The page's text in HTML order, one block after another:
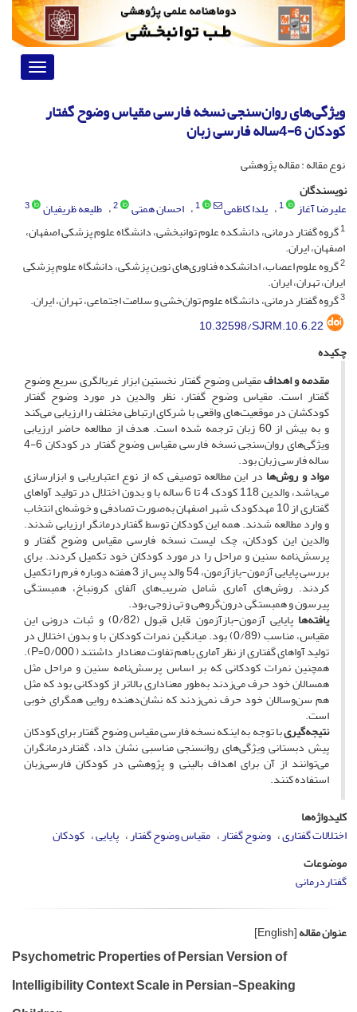
Toggle
ویژگی‌های روان‌سنجی نسخه فارسی مقیاس وضوح گفتار
کودکان 6-4ساله فارسی زبان
نوع مقاله : مقاله پژوهشی
نویسندگان
علیرضا آغاز
1 یلدا کاظمی 1 احسان همتی 2 طلیعه ظریفیان
3
1گروه گفتار درمانی، دانشکده علوم توانبخشی، دانشگاه علوم پزشکی اصفهان،
اصفهان، ایران.
2گروه علوم اعصاب، ادانشکده فناوری‌های نوین پزشکی، دانشگاه علوم پزشکی
ایران، تهران، ایران.
3گروه گفتار درمانی، دانشگاه علوم توان‌خشی و سلامت اجتماعی، تهران، ایران.
10.32598/SJRM.10.6.22
چکیده
مقدمه و اهدافمقیاس وضوح گفتار نخستین ابزار غربالگری سریع وضوح
گفتار است. مقیاس وضوح گفتار، نظر والدین در مورد وضوح گفتار
کودکشان در موقعیت‌های واقعی با شرکای ارتباطی مختلف را ارزیابی می‌کند
و به بیش از 60 زبان ترجمه شده است. هدف از مطالعه حاضر ارزیابی
ویژگی‌های روان‌سنجی نسخه فارسی مقیاس وضوح گفتار در کودکان 6-4
ساله فارسی زبان بود.
مواد و روش‌ها در این مطالعه توصیفی که از نوع اعتباریابی و ابزارسازی
می‌باشد، والدین 118 کودک 4 تا 6 ساله با و بدون اختلال در تولید آواهای
گفتاری از 10 مهدکودک شهر اصفهان به‌صورت تصادفی و خوشه‌ای انتخاب
و وارد مطالعه شدند. همه این کودکان توسط گفتاردرمانگر ارزیابی شدند.
والدین این کودکان، چک لیست نسخه فارسی مقیاس وضوح گفتار و
پرسش‌نامه سنین و مراحل را در مورد کودکان خود تکمیل کردند. برای
بررسی پایایی آزمون-بازآزمون، 54 والد پس از 3 هفته دوباره فرم را تکمیل
کردند. روش‌های آماری شامل ضریب‌های آلفای کرونباخ، همبستگی
پیرسون و همبستگی درون‌گروهی و تی زوجی بود.
یافته‌ها پایایی آزمون-بازآزمون قابل قبول (0/82) و ثبات درونی این
مقیاس، مناسب (0/89) بود. میانگین نمرات کودکان با و بدون اختلال در
تولید آواهای گفتاری از نظر آماری باهم تفاوت معنادار داشتند ( 0/000=P).
همچنین نمرات کودکانی که بر اساس پرسش‌نامه سنین و مراحل مثل
همسالان خود حرف می‌زدند به‌طور معناداری بالاتر از کودکانی بود که مثل
هم سن‌وسالان خود حرف نمی‌زدند که نشان‌دهنده روایی همگرای خوبی
است.
نتیجه‌گیریبا توجه به اینکه نسخه فارسی مقیاس وضوح گفتار برای کودکان
پیش دبستانی ویژگی‌های روانسنجی مناسبی نشان داد، گفتاردرمانگران
می‌توانند از آن برای اهداف بالینی و پژوهشی در کودکان فارسی‌زبان
استفاده کنند.
کلیدواژه‌ها
اختلالات گفتاری وضوح گفتار مقیاس وضوح گفتار پایایی کودکان
موضوعات
گفتاردرمانی
عنوان مقاله[English]
Psychometric Properties of Persian Version of
Intelligibility Context Scale in Persian-Speaking